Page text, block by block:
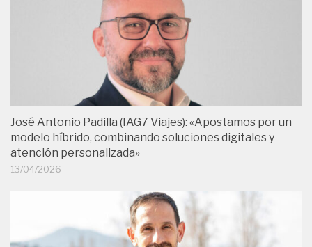
José Antonio Padilla (IAG7 Viajes): «Apostamos por un
modelo híbrido, combinando soluciones digitales y
atención personalizada»
13/04/2026